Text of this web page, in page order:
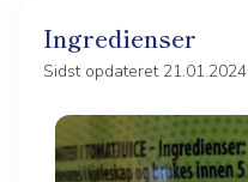
Ingredienser
Sidst opdateret 21.01.2024